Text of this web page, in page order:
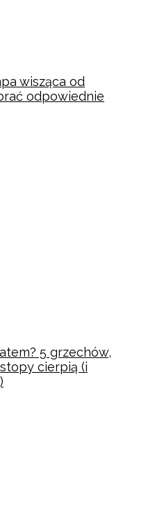
wisząca od
odpowiednie
5 grzechów,
cierpią (i